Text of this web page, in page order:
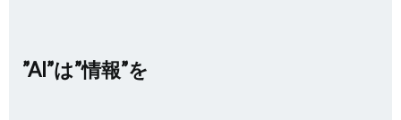
”AI”は”情報”を